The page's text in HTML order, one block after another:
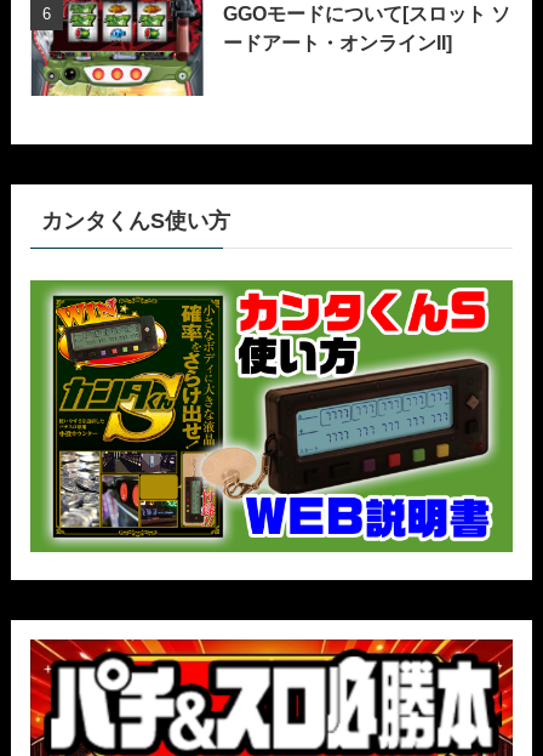
GGOモードについて[スロット ソ
ードアート・オンラインII]
カンタくんS使い方